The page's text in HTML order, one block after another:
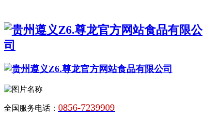
全国服务电话： 0856-7239909